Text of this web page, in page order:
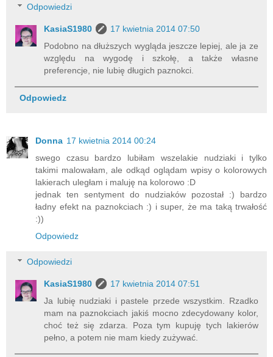
Odpowiedzi
KasiaS1980
17 kwietnia 2014 07:50
Podobno na dłuższych wygląda jeszcze lepiej, ale ja ze
względu na wygodę i szkołę, a także własne
preferencje, nie lubię długich paznokci.
Odpowiedz
Donna 17 kwietnia 2014 00:24
swego czasu bardzo lubiłam wszelakie nudziaki i tylko
takimi malowałam, ale odkąd oglądam wpisy o kolorowych
lakierach uległam i maluję na kolorowo :D
jednak ten sentyment do nudziaków pozostał :) bardzo
ładny efekt na paznokciach :) i super, że ma taką trwałość
:))
Odpowiedz
Odpowiedzi
KasiaS1980
17 kwietnia 2014 07:51
Ja lubię nudziaki i pastele przede wszystkim. Rzadko
mam na paznokciach jakiś mocno zdecydowany kolor,
choć też się zdarza. Poza tym kupuję tych lakierów
pełno, a potem nie mam kiedy zużywać.